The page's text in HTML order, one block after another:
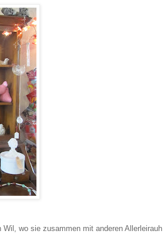
Wil, wo sie zusammen mit anderen Allerleirauh